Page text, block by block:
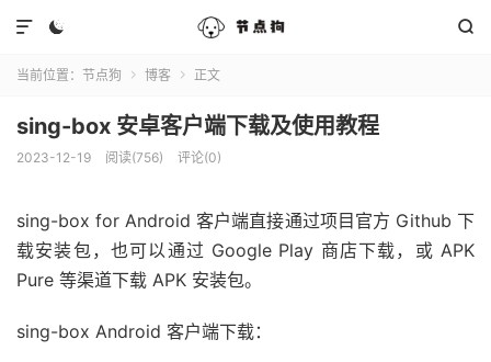
 

当前位置： 节点狗  博客  正文
sing-box 安卓客户端下载及使用教程
2023-12-19 阅读(756) 评论(0)
sing-box for Android 客户端直接通过项目官方 Github 下
载安装包，也可以通过 Google Play 商店下载，或 APK
Pure 等渠道下载 APK 安装包。
sing-box Android 客户端下载：